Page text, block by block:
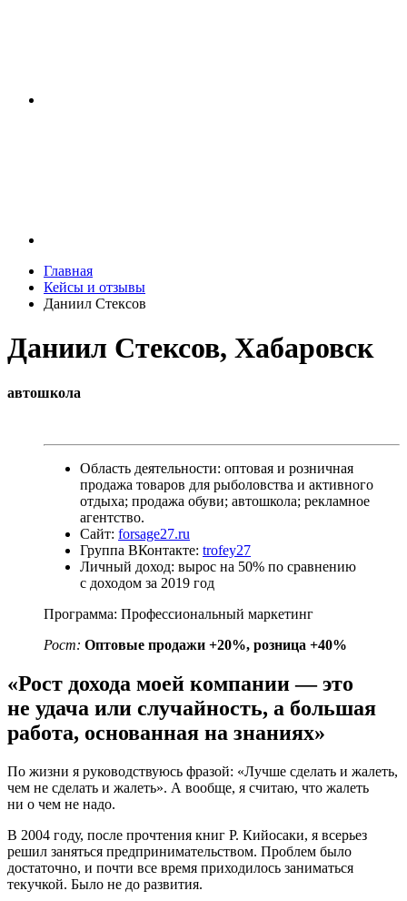
Главная
Кейсы и отзывы
Даниил Стексов
Даниил Стексов, Хабаровск
автошкола
Область деятельности: оптовая и розничная
продажа товаров для рыболовства и активного
отдыха; продажа обуви; автошкола; рекламное
агентство.
Сайт: forsage27.ru
Группа ВКонтакте: trofey27
Личный доход: вырос на 50% по сравнению
с доходом за 2019 год
Программа: Профессиональный маркетинг
Рост: Оптовые продажи +20%, розница +40%
«Рост дохода моей компании — это
не удача или случайность, а большая
работа, основанная на знаниях»
По жизни я руководствуюсь фразой: «Лучше сделать и жалеть,
чем не сделать и жалеть». А вообще, я считаю, что жалеть
ни о чем не надо.
В 2004 году, после прочтения книг Р. Кийосаки, я всерьез
решил заняться предпринимательством. Проблем было
достаточно, и почти все время приходилось заниматься
текучкой. Было не до развития.